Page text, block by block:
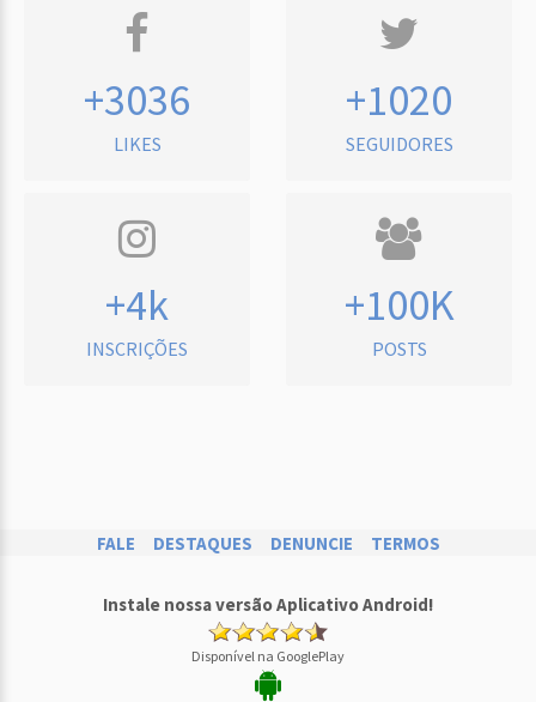
+3036
LIKES
+1020
SEGUIDORES
+4k
INSCRIÇÕES
+100K
POSTS
FALE DESTAQUES DENUNCIE TERMOS
Instale nossa versão Aplicativo Android!
Disponível na GooglePlay